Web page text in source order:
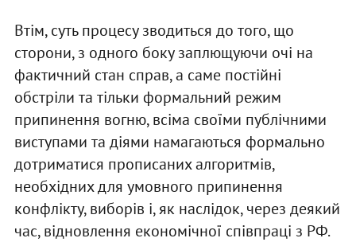
Втім, суть процесу зводиться до того, що
сторони, з одного боку заплющуючи очі на
фактичний стан справ, а саме постійні
обстріли та тільки формальний режим
припинення вогню, всіма своїми публічними
виступами та діями намагаються формально
дотриматися прописаних алгоритмів,
необхідних для умовного припинення
конфлікту, виборів і, як наслідок, через деякий
час, відновлення економічної співпраці з РФ.